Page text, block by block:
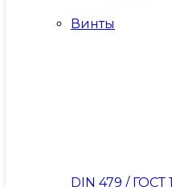
Винты
DIN 479 / ГОСТ